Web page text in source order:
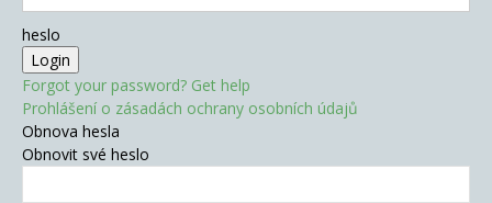
heslo
Forgot your password? Get help
Prohlášení o zásadách ochrany osobních údajů
Obnova hesla
Obnovit své heslo